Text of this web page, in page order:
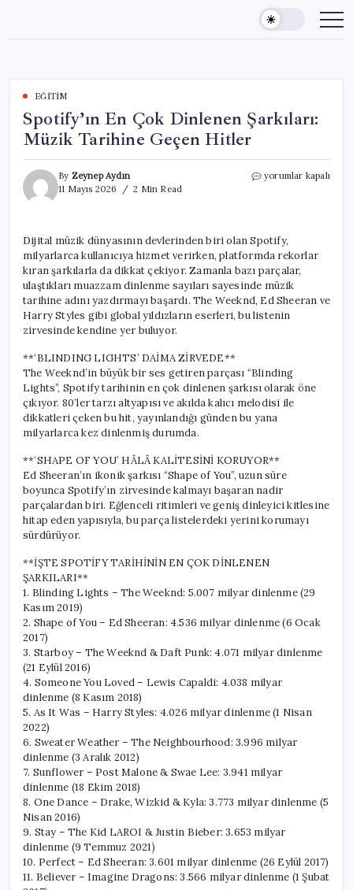
content
EĞITIM
Spotify’ın En Çok Dinlenen Şarkıları:
Müzik Tarihine Geçen Hitler
By Zeynep Aydın
11 Mayıs 2026
2 Min Read
Spotify’ın
Müzik
Tarihine
Geçen
Hitler
için
yorumlar kapalı
Dijital müzik dünyasının devlerinden biri olan Spotify,
milyarlarca kullanıcıya hizmet verirken, platformda rekorlar
kıran şarkılarla da dikkat çekiyor. Zamanla bazı parçalar,
ulaştıkları muazzam dinlenme sayıları sayesinde müzik
tarihine adını yazdırmayı başardı. The Weeknd, Ed Sheeran ve
Harry Styles gibi global yıldızların eserleri, bu listenin
zirvesinde kendine yer buluyor.
**‘BLINDING LIGHTS’ DAİMA ZİRVEDE**
The Weeknd’in büyük bir ses getiren parçası “Blinding
Lights”, Spotify tarihinin en çok dinlenen şarkısı olarak öne
çıkıyor. 80’ler tarzı altyapısı ve akılda kalıcı melodisi ile
dikkatleri çeken bu hit, yayınlandığı günden bu yana
milyarlarca kez dinlenmiş durumda.
**‘SHAPE OF YOU’ HÂLÂ KALİTESİNİ KORUYOR**
Ed Sheeran’ın ikonik şarkısı “Shape of You”, uzun süre
boyunca Spotify’ın zirvesinde kalmayı başaran nadir
parçalardan biri. Eğlenceli ritimleri ve geniş dinleyici kitlesine
hitap eden yapısıyla, bu parça listelerdeki yerini korumayı
sürdürüyor.
**İŞTE SPOTİFY TARİHİNİN EN ÇOK DİNLENEN
ŞARKILARI**
1. Blinding Lights – The Weeknd: 5.007 milyar dinlenme (29
Kasım 2019)
2. Shape of You – Ed Sheeran: 4.536 milyar dinlenme (6 Ocak
2017)
3. Starboy – The Weeknd & Daft Punk: 4.071 milyar dinlenme
(21 Eylül 2016)
4. Someone You Loved – Lewis Capaldi: 4.038 milyar
dinlenme (8 Kasım 2018)
5. As It Was – Harry Styles: 4.026 milyar dinlenme (1 Nisan
2022)
6. Sweater Weather – The Neighbourhood: 3.996 milyar
dinlenme (3 Aralık 2012)
7. Sunflower – Post Malone & Swae Lee: 3.941 milyar
dinlenme (18 Ekim 2018)
8. One Dance – Drake, Wizkid & Kyla: 3.773 milyar dinlenme (5
Nisan 2016)
9. Stay – The Kid LAROI & Justin Bieber: 3.653 milyar
dinlenme (9 Temmuz 2021)
10. Perfect – Ed Sheeran: 3.601 milyar dinlenme (26 Eylül 2017)
11. Believer – Imagine Dragons: 3.566 milyar dinlenme (1 Şubat